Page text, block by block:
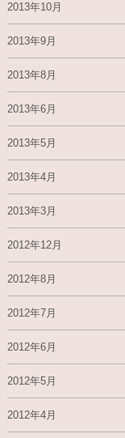
2013年10月
2013年9月
2013年8月
2013年6月
2013年5月
2013年4月
2013年3月
2012年12月
2012年8月
2012年7月
2012年6月
2012年5月
2012年4月